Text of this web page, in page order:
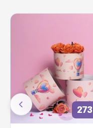
Міцний картон з
оазиса, не
кожен
потребує
оптом у Diamond
складі в Києві,
ціни для